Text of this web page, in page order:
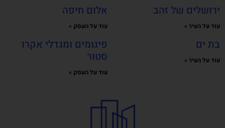
ירושלים של זהב
עוד על העיר »
בת ים
עוד על העיר »
אלום חיפה
עוד על העסק »
פיגומים ומגדלי אקרו
סטור
עוד על העסק »